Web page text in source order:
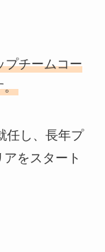
プチームコー
。
任し、長年プ
をスタート